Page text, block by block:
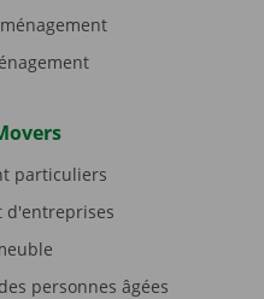
particuliers
d'entreprises
personnes âgées